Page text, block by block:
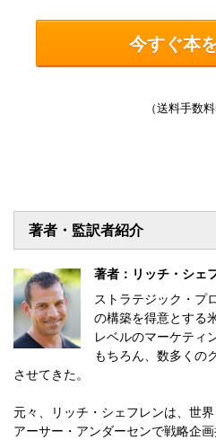
今すぐ本
（送料手数料
著者・監訳者紹介
著者：リッチ・シェ
ストラテジック・プ
の構築を得意とする
レベルのマーケティ
もちろん、数多くの
させてきた。
元々、リッチ・シェフレンは、世
アーサー・アンダーセンで戦略企